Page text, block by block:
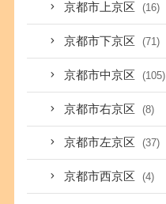
京都市上京区 (16)
京都市下京区 (71)
京都市中京区 (105)
京都市右京区 (8)
京都市左京区 (37)
京都市西京区 (4)